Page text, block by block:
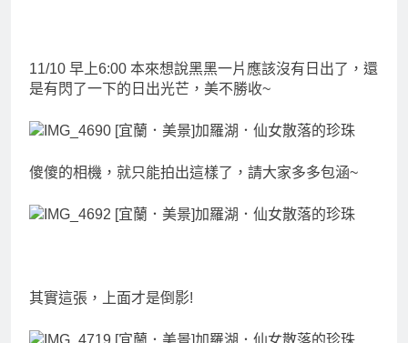
11/10 早上6:00 本來想說黑黑一片應該沒有日出了，還
是有閃了一下的日出光芒，美不勝收~
傻傻的相機，就只能拍出這樣了，請大家多多包涵~
其實這張，上面才是倒影!